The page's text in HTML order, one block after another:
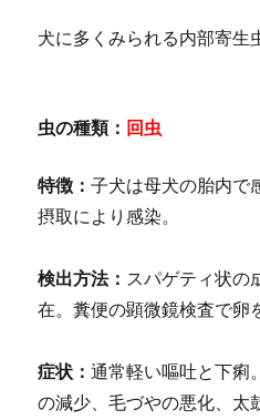
犬に多くみられる内部寄生
虫の種類： 回虫
特徴：子犬は母犬の胎内で
摂取により感染。
検出方法： スパゲティ状の
在。糞便の顕微鏡検査で卵
症状：通常軽い嘔吐と下痢
の減少、毛づやの悪化、太